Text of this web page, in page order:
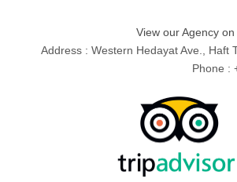
Address : Western Hedayat Ave., Haft
Phone :